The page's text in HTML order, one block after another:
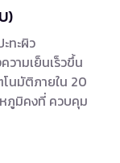
ทะผิว
วามเย็นเร็วขึ้น
โนมัติภายใน 20
ภูมิคงที่ ควบคุม